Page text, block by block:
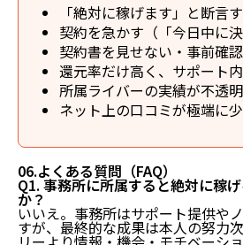
「絶対に稼げます」と断言
契約を急かす（「今日中に決
契約書を見せない・事前確
還元率だけ高く、サポート
所属ライバーの実績が不透明
ネット上の口コミが極端に
06.よくある質問（FAQ）
Q1. 事務所に所属すると絶対に稼
か？
いいえ。事務所はサポート提供や
すが、最終的な成果は本人の努力